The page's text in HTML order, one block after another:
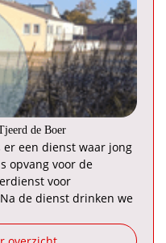
de Boer
er een dienst waar jong
opvang voor de
voor
de dienst drinken we